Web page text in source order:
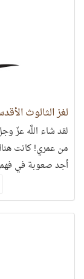
لغز الثالوث
لقد شاء اللَّه عزّ
من عمري! كانت
أجد صعوبة في